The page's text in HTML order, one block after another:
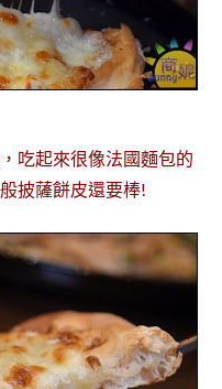
吃起來很像法國麵包的
披薩餅皮還要棒!